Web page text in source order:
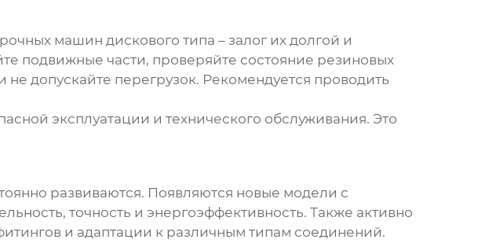
машин дискового типа – залог их долгой и
подвижные части, проверяйте состояние резиновых
допускайте перегрузок. Рекомендуется проводить
эксплуатации и технического обслуживания. Это
развиваются. Появляются новые модели с
точность и энергоэффективность. Также активно
и адаптации к различным типам соединений.